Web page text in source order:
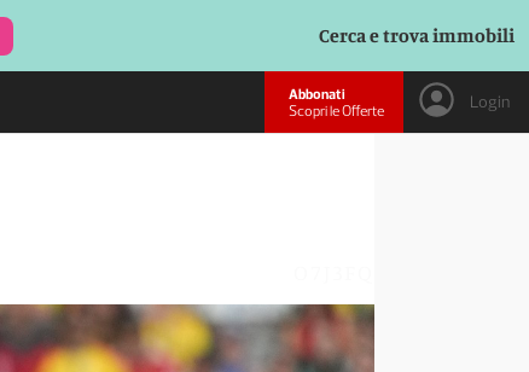
Cerca e trova immobili
Abbonati
Scopri le Offerte
Login